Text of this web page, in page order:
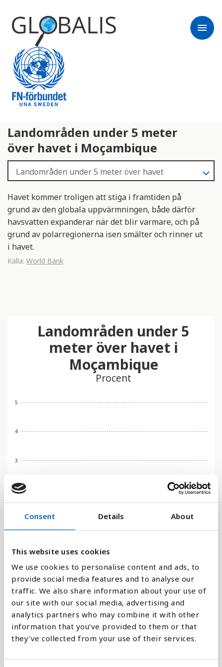
Consent Details About
This website uses cookies
We use cookies to personalise content and ads, to
provide social media features and to analyse our
traffic. We also share information about your use of
our site with our social media, advertising and
analytics partners who may combine it with other
information that you’ve provided to them or that
they’ve collected from your use of their services.
menu
Landområden under 5 meter
över havet i Moçambique
Havet kommer troligen att stiga i framtiden på
grund av den globala uppvärmningen, både därför
havsvatten expanderar när det blir varmare, och på
grund av polarregionerna isen smälter och rinner ut
i havet.
Källa: World Bank
0
2
3
4
5
1990 2000
Landområden under 5
meter över havet i
Moçambique
Procent
Stapeldiagram
Linje
Platt